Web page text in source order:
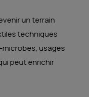
un terrain
techniques
usages
peut enrichir